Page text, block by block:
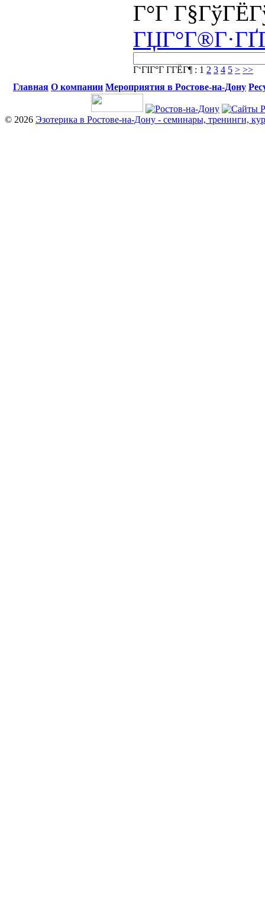
Г°Г
Г‘ГІГ°Г Г­ГЁГ¶ : 1 2 3 4 5 > >>
Главная О компании Мероприятия в Ростове-на-Дону
© 2026 Эзотерика в Ростове-на-Дону - семинары, тренинги,